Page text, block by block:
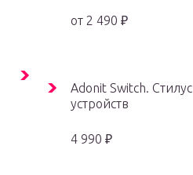
от 2 490 ₽
Adonit Switch.
устройств
4 990 ₽